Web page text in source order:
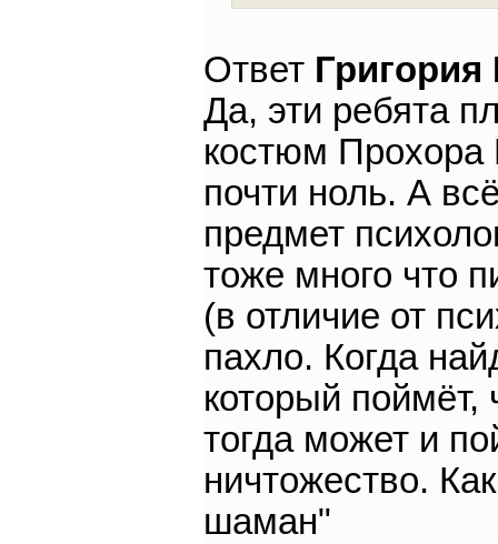
Ответ
Да, эти ребята
костюм Прохора
почти ноль. А
предмет
тоже много что
(в отличие от
пахло. Когда
который поймёт,
тогда может и
ничтожество.
шаман"